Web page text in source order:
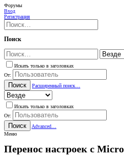
Форумы
Вход
Регистрация
Поиск
Искать только в заголовках
От:
Поиск Расширенный поиск…
Искать только в заголовках
От:
Поиск
Advanced…
Меню
Перенос настроек с